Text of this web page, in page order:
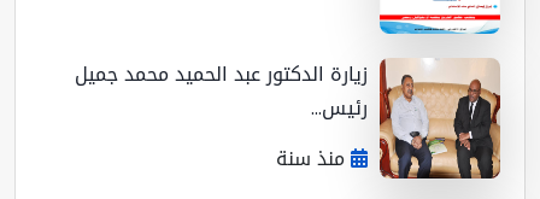
زيارة الدكتور عبد الحميد محمد جميل
رئيس...
منذ سنة